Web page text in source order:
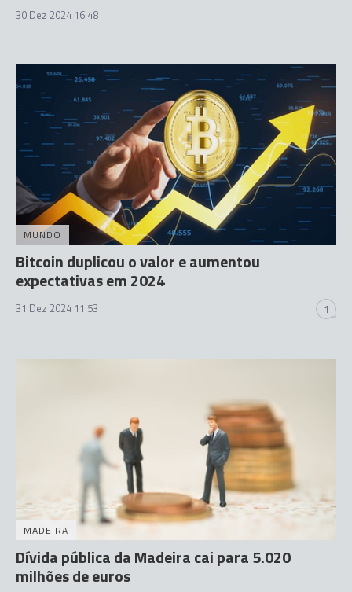
30 Dez 2024 16:48
MUNDO
Bitcoin duplicou o valor e aumentou
expectativas em 2024
31 Dez 2024 11:53 1
MADEIRA
Dívida pública da Madeira cai para 5.020
milhões de euros